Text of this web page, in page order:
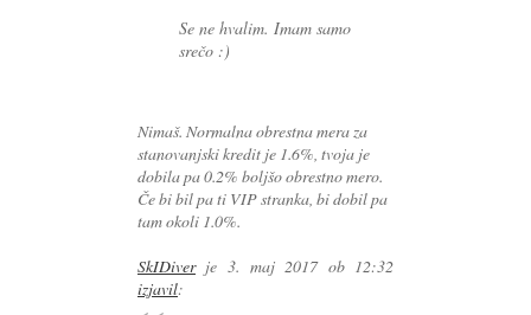
Se ne hvalim. Imam samo
srečo :)
Nimaš. Normalna obrestna mera za
stanovanjski kredit je 1.6%, tvoja je
dobila pa 0.2% boljšo obrestno mero.
Če bi bil pa ti VIP stranka, bi dobil pa
tam okoli 1.0%.
SkIDiverje 3. maj 2017 ob 12:32
izjavil: